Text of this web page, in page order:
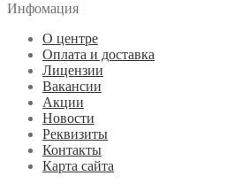
Инфомация
О центре
Оплата и доставка
Лицензии
Вакансии
Акции
Новости
Реквизиты
Контакты
Карта сайта